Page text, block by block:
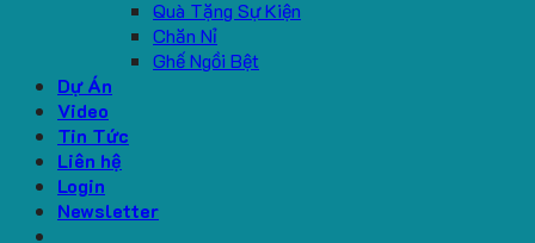
Quà Tặng Sự Kiện
Chăn Nỉ
Ghế Ngồi Bệt
Dự Án
Video
Tin Tức
Liên hệ
Login
Newsletter